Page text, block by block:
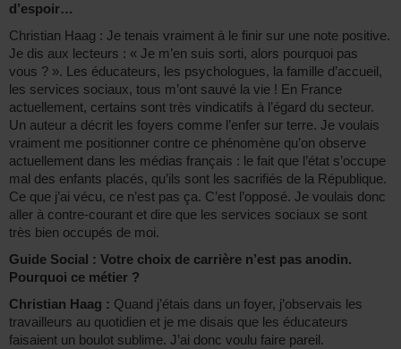
d’espoir…
Christian Haag : Je tenais vraiment à le finir sur une note positive.
Je dis aux lecteurs : « Je m’en suis sorti, alors pourquoi pas
vous ? ». Les éducateurs, les psychologues, la famille d’accueil,
les services sociaux, tous m’ont sauvé la vie ! En France
actuellement, certains sont très vindicatifs à l’égard du secteur.
Un auteur a décrit les foyers comme l’enfer sur terre. Je voulais
vraiment me positionner contre ce phénomène qu’on observe
actuellement dans les médias français : le fait que l’état s’occupe
mal des enfants placés, qu’ils sont les sacrifiés de la République.
Ce que j’ai vécu, ce n’est pas ça. C’est l’opposé. Je voulais donc
aller à contre-courant et dire que les services sociaux se sont
très bien occupés de moi.
Guide Social : Votre choix de carrière n’est pas anodin.
Pourquoi ce métier ?
Christian Haag : Quand j’étais dans un foyer, j’observais les
travailleurs au quotidien et je me disais que les éducateurs
faisaient un boulot sublime. J’ai donc voulu faire pareil.